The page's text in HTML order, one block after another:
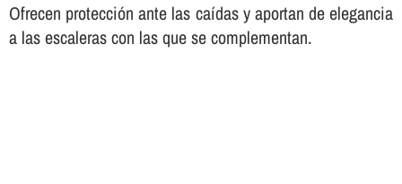
Ofrecen protección ante las caí­das y aportan de elegancia
a las escaleras con las que se complementan.